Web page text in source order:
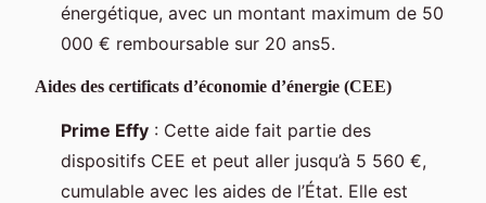
énergétique, avec un montant maximum de 50
000 € remboursable sur 20 ans5.
Aides des certificats d’économie d’énergie (CEE)
Prime Effy : Cette aide fait partie des
dispositifs CEE et peut aller jusqu’à 5 560 €,
cumulable avec les aides de l’État. Elle est